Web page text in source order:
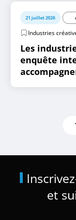
21 juillet 2026
Industries
Les
enquête
et